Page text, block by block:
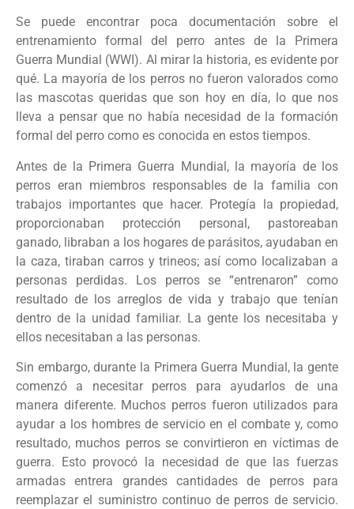
Se puede encontrar poca documentación sobre el
entrenamiento formal del perro antes de la Primera
Guerra Mundial (WWI). Al mirar la historia, es evidente por
qué. La mayoría de los perros no fueron valorados como
las mascotas queridas que son hoy en día, lo que nos
lleva a pensar que no había necesidad de la formación
formal del perro como es conocida en estos tiempos.
Antes de la Primera Guerra Mundial, la mayoría de los
perros eran miembros responsables de la familia con
trabajos importantes que hacer. Protegía la propiedad,
proporcionaban protección personal, pastoreaban
ganado, libraban a los hogares de parásitos, ayudaban en
la caza, tiraban carros y trineos; así como localizaban a
personas perdidas. Los perros se “entrenaron” como
resultado de los arreglos de vida y trabajo que tenían
dentro de la unidad familiar. La gente los necesitaba y
ellos necesitaban a las personas.
Sin embargo, durante la Primera Guerra Mundial, la gente
comenzó a necesitar perros para ayudarlos de una
manera diferente. Muchos perros fueron utilizados para
ayudar a los hombres de servicio en el combate y, como
resultado, muchos perros se convirtieron en víctimas de
guerra. Esto provocó la necesidad de que las fuerzas
armadas entrera grandes cantidades de perros para
reemplazar el suministro continuo de perros de servicio.